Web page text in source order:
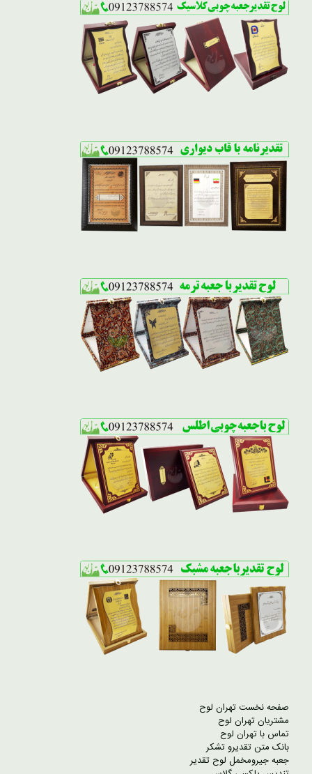
صفحه نخست تهران لوح
مشتریان تهران لوح
تماس با تهران لوح
بانک متن تقدیرو تشکر
جعبه جیرومخمل لوح تقدیر